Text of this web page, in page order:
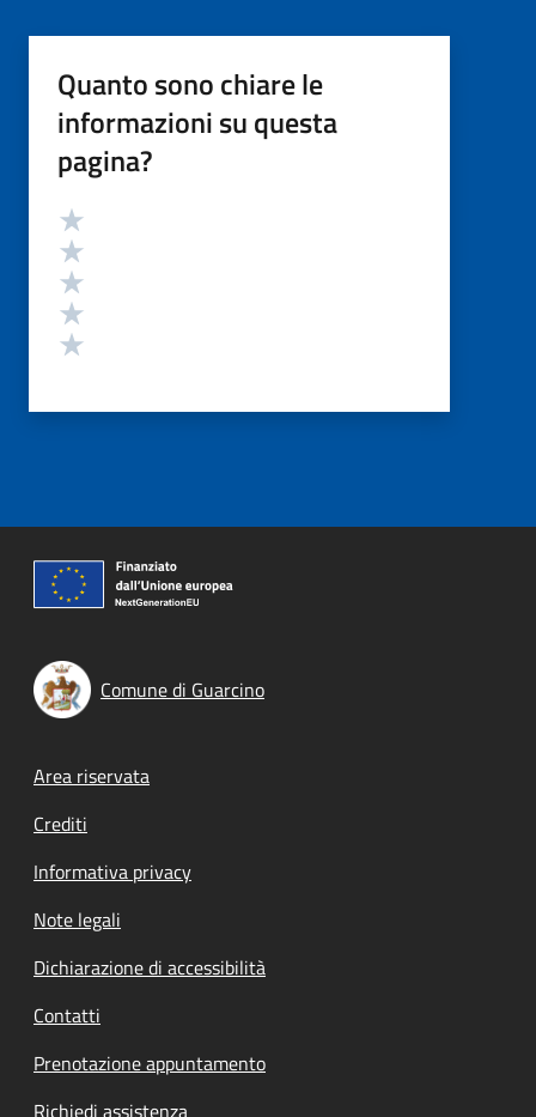
Quanto sono chiare le
informazioni su questa
pagina?
Valutazione
Comune di Guarcino
Footer menu
Area riservata
Crediti
Informativa privacy
Note legali
Dichiarazione di accessibilità
Contatti
Prenotazione appuntamento
Richiedi assistenza